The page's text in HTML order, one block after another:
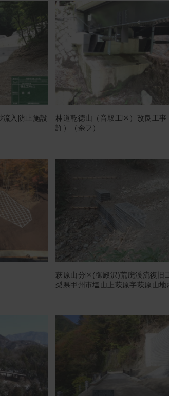
流入防止施設
林道乾徳山（音取工区）改良工事
許）（余フ）
萩原山分区(御殿沢)荒廃渓流復旧
梨県甲州市塩山上萩原字萩原山地